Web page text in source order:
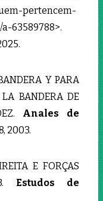
pertencem-
63589788>.
Y PARA
BANDERA DE
Anales de
2003.
E FORÇAS
Estudos de